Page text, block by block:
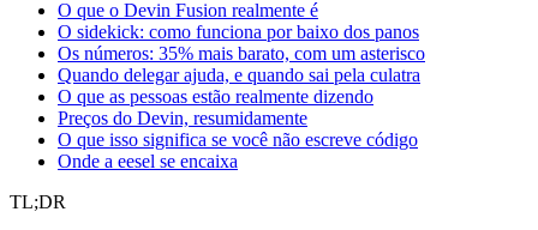
O que o Devin Fusion realmente é
O sidekick: como funciona por baixo dos panos
Os números: 35% mais barato, com um asterisco
Quando delegar ajuda, e quando sai pela culatra
O que as pessoas estão realmente dizendo
Preços do Devin, resumidamente
O que isso significa se você não escreve código
Onde a eesel se encaixa
TL;DR